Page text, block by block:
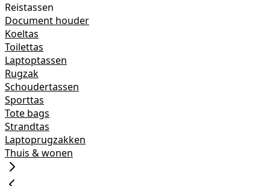
Reistassen
Document houder
Koeltas
Toilettas
Laptoptassen
Rugzak
Schoudertassen
Sporttas
Tote bags
Strandtas
Laptoprugzakken
Thuis & wonen